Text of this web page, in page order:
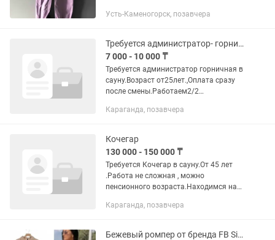
Усть-Каменогорск, позавчера
Требуется администратор- горничная в сауну
7 000 - 10 000 ₸
Требуется администратор горничная в
сауну.Возраст от25лет.,Оплата сразу
после смены.Работаем2/2
Оплата сразу после смены.Адрес
Караганда, позавчера
Кочегар
130 000 - 150 000 ₸
Требуется Кочегар в сауну.От 45 лет
.Работа не сложная , можно
пенсионного возраста.Находимся на
двое. Оплата в сутки 8000-10000
Караганда, позавчера
Бежевый ромпер от бренда FB Sister